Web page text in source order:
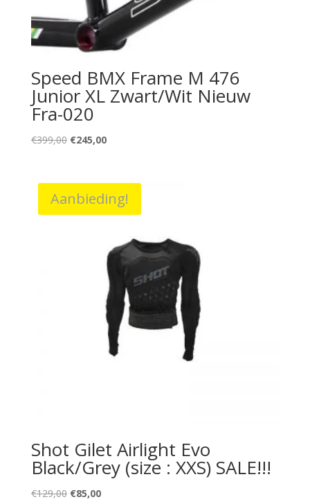
Speed BMX Frame M 476
Junior XL Zwart/Wit Nieuw
Fra-020
€399,00 Oorspronkelijke
€399,00.
€245,00Huidige
€245,00.
Aanbieding!
Shot Gilet Airlight Evo
Black/Grey (size : XXS) SALE!!!
€129,00 Oorspronkelijke
€85,00Huidige